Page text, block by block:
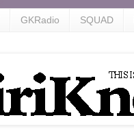
GKRadio SQUAD